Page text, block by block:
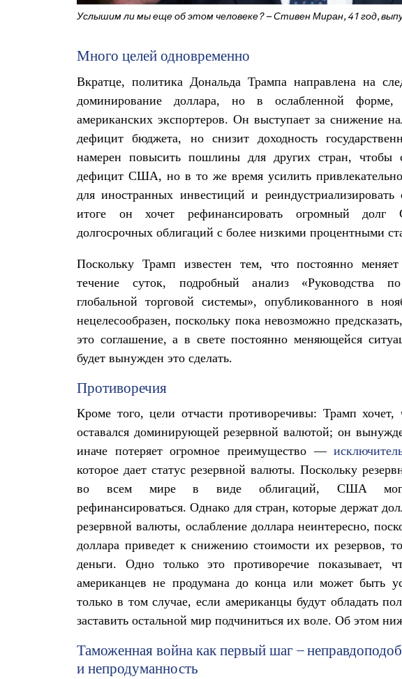
Услышим ли мы еще об этом человеке? – Стивен Миран, 41 год,
Много целей одновременно
Вкратце, политика Дональда Трампа направлена на
доминирование доллара, но в ослабленной форме,
американских экспортеров. Он выступает за снижение
дефицит бюджета, но снизит доходность
намерен повысить пошлины для других стран, чтобы
дефицит США, но в то же время усилить
для иностранных инвестиций и
итоге он хочет рефинансировать огромный
долгосрочных облигаций с более низкими процентными
Поскольку Трамп известен тем, что постоянно
течение суток, подробный анализ «Руководства по
глобальной торговой системы», опубликованного в
нецелесообразен, поскольку пока невозможно
это соглашение, а в свете постоянно меняющейся
будет вынужден это сделать.
Противоречия
Кроме того, цели отчасти противоречивы: Трамп
оставался доминирующей резервной валютой; он
иначе потеряет огромное преимущество —
которое дает статус резервной валюты. Поскольку
во всем мире в виде облигаций, США могут
рефинансироваться. Однако для стран, которые держат
резервной валюты, ослабление доллара неинтересно,
доллара приведет к снижению стоимости их резервов,
деньги. Одно только это противоречие показывает,
американцев не продумана до конца или может быть
только в том случае, если американцы будут обладать
заставить остальной мир подчиниться их воле. Об этом
Таможенная война как первый шаг –
и непродуманность